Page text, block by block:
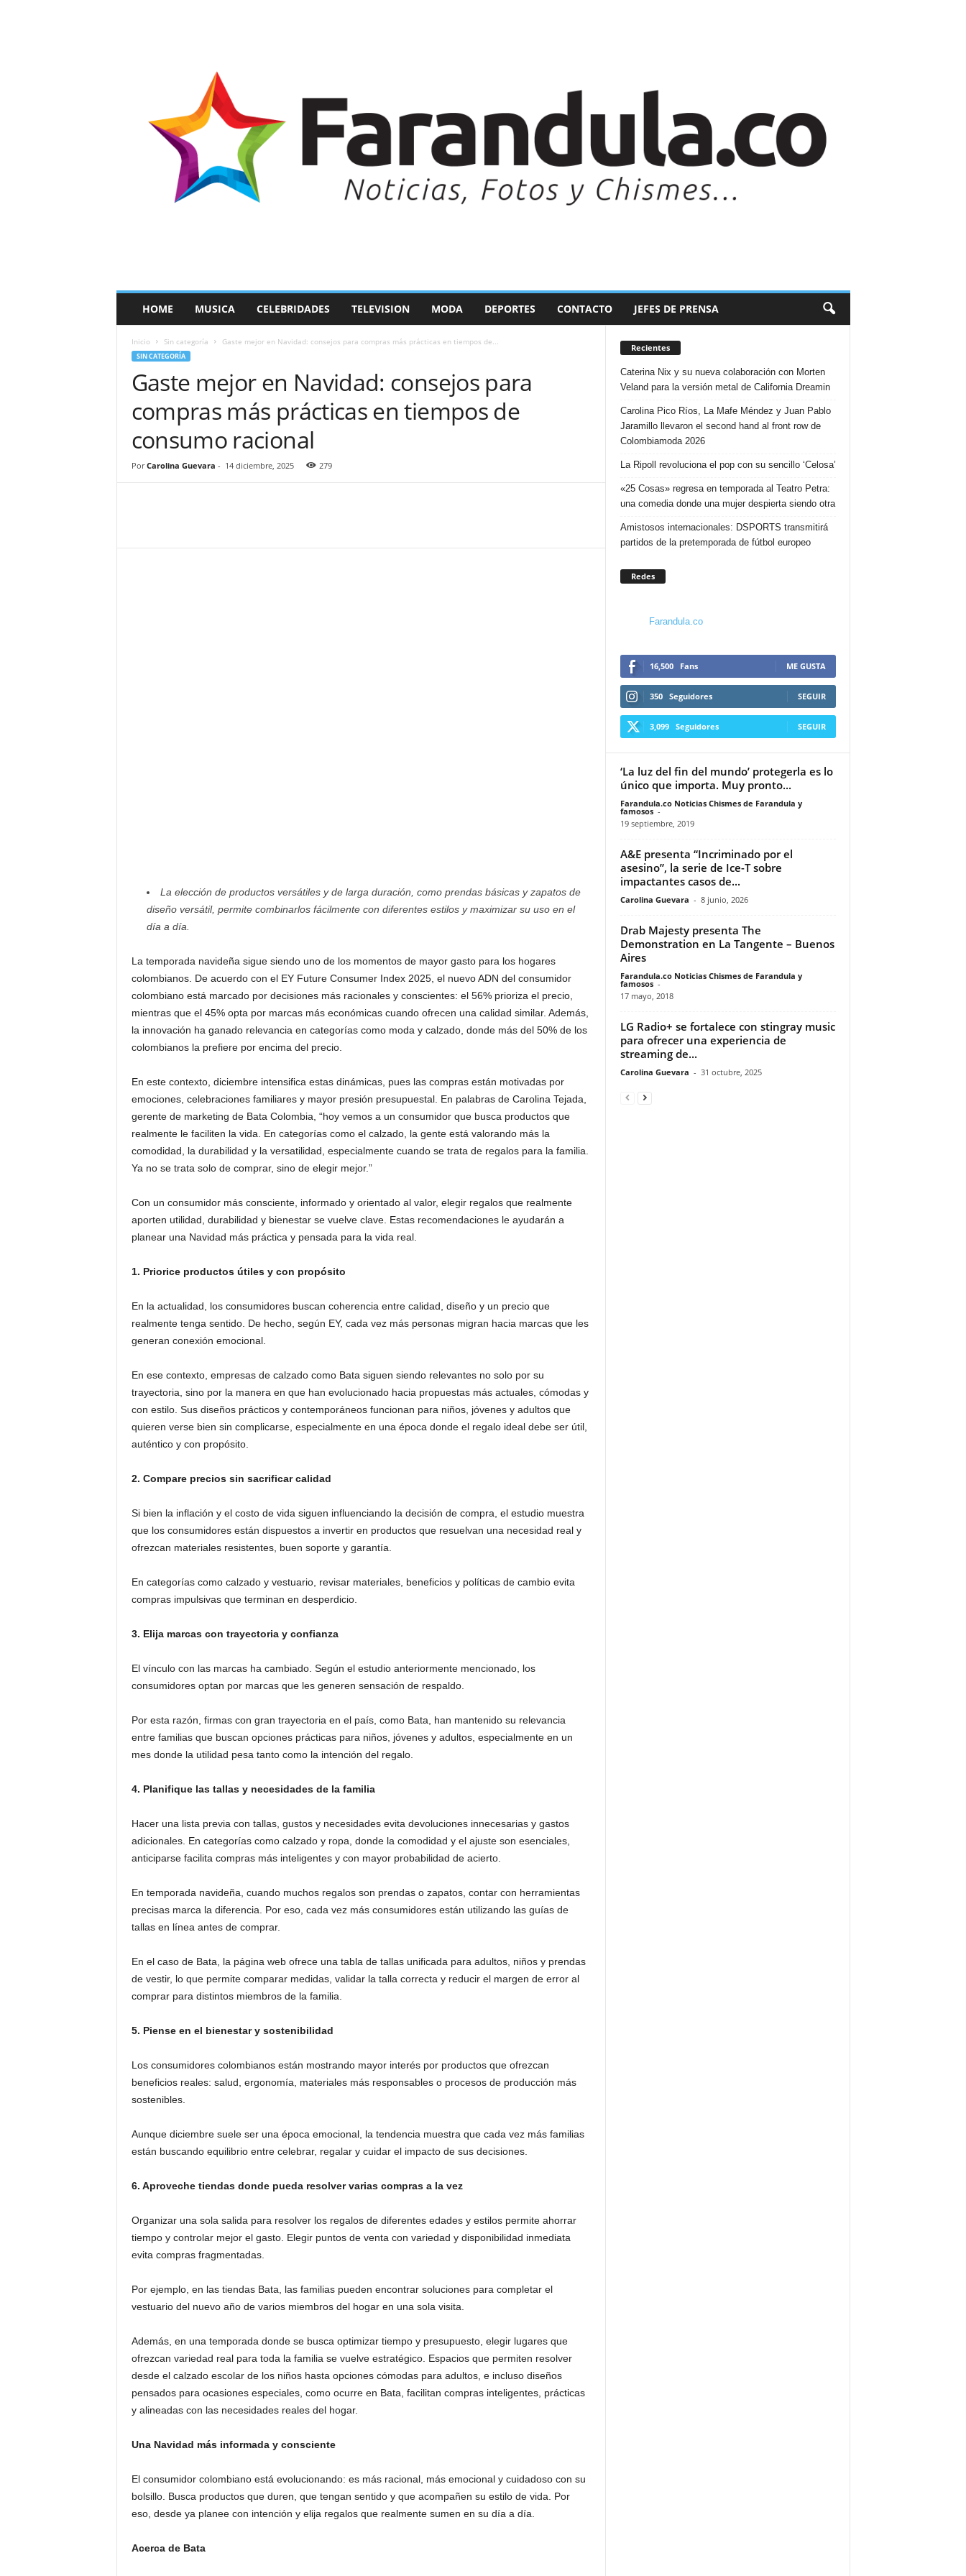
a
HOME MUSICA CELEBRIDADES TELEVISION MODA DEPORTES CONTACTO JEFES DE PRENSA
Inicio Sin categoría Gaste mejor en Navidad: consejos para compras más prácticas en tiempos de...
SIN CATEGORÍA
Gaste mejor en Navidad: consejos para
compras más prácticas en tiempos de
consumo racional
Por Carolina Guevara - 14 diciembre, 2025 279
La elección de productos versátiles y de larga duración, como prendas básicas y zapatos de
diseño versátil, permite combinarlos fácilmente con diferentes estilos y maximizar su uso en el
día a día.
La temporada navideña sigue siendo uno de los momentos de mayor gasto para los hogares
colombianos. De acuerdo con el EY Future Consumer Index 2025, el nuevo ADN del consumidor
colombiano está marcado por decisiones más racionales y conscientes: el 56% prioriza el precio,
mientras que el 45% opta por marcas más económicas cuando ofrecen una calidad similar. Además,
la innovación ha ganado relevancia en categorías como moda y calzado, donde más del 50% de los
colombianos la prefiere por encima del precio.
En este contexto, diciembre intensifica estas dinámicas, pues las compras están motivadas por
emociones, celebraciones familiares y mayor presión presupuestal. En palabras de Carolina Tejada,
gerente de marketing de Bata Colombia, “hoy vemos a un consumidor que busca productos que
realmente le faciliten la vida. En categorías como el calzado, la gente está valorando más la
comodidad, la durabilidad y la versatilidad, especialmente cuando se trata de regalos para la familia.
Ya no se trata solo de comprar, sino de elegir mejor.”
Con un consumidor más consciente, informado y orientado al valor, elegir regalos que realmente
aporten utilidad, durabilidad y bienestar se vuelve clave. Estas recomendaciones le ayudarán a
planear una Navidad más práctica y pensada para la vida real.
1. Priorice productos útiles y con propósito
En la actualidad, los consumidores buscan coherencia entre calidad, diseño y un precio que
realmente tenga sentido. De hecho, según EY, cada vez más personas migran hacia marcas que les
generan conexión emocional.
En ese contexto, empresas de calzado como Bata siguen siendo relevantes no solo por su
trayectoria, sino por la manera en que han evolucionado hacia propuestas más actuales, cómodas y
con estilo. Sus diseños prácticos y contemporáneos funcionan para niños, jóvenes y adultos que
quieren verse bien sin complicarse, especialmente en una época donde el regalo ideal debe ser útil,
auténtico y con propósito.
2. Compare precios sin sacrificar calidad
Si bien la inflación y el costo de vida siguen influenciando la decisión de compra, el estudio muestra
que los consumidores están dispuestos a invertir en productos que resuelvan una necesidad real y
ofrezcan materiales resistentes, buen soporte y garantía.
En categorías como calzado y vestuario, revisar materiales, beneficios y políticas de cambio evita
compras impulsivas que terminan en desperdicio.
3. Elija marcas con trayectoria y confianza
El vínculo con las marcas ha cambiado. Según el estudio anteriormente mencionado, los
consumidores optan por marcas que les generen sensación de respaldo.
Por esta razón, firmas con gran trayectoria en el país, como Bata, han mantenido su relevancia
entre familias que buscan opciones prácticas para niños, jóvenes y adultos, especialmente en un
mes donde la utilidad pesa tanto como la intención del regalo.
4. Planifique las tallas y necesidades de la familia
Hacer una lista previa con tallas, gustos y necesidades evita devoluciones innecesarias y gastos
adicionales. En categorías como calzado y ropa, donde la comodidad y el ajuste son esenciales,
anticiparse facilita compras más inteligentes y con mayor probabilidad de acierto.
En temporada navideña, cuando muchos regalos son prendas o zapatos, contar con herramientas
precisas marca la diferencia. Por eso, cada vez más consumidores están utilizando las guías de
tallas en línea antes de comprar.
En el caso de Bata, la página web ofrece una tabla de tallas unificada para adultos, niños y prendas
de vestir, lo que permite comparar medidas, validar la talla correcta y reducir el margen de error al
comprar para distintos miembros de la familia.
5. Piense en el bienestar y sostenibilidad
Los consumidores colombianos están mostrando mayor interés por productos que ofrezcan
beneficios reales: salud, ergonomía, materiales más responsables o procesos de producción más
sostenibles.
Aunque diciembre suele ser una época emocional, la tendencia muestra que cada vez más familias
están buscando equilibrio entre celebrar, regalar y cuidar el impacto de sus decisiones.
6. Aproveche tiendas donde pueda resolver varias compras a la vez
Organizar una sola salida para resolver los regalos de diferentes edades y estilos permite ahorrar
tiempo y controlar mejor el gasto. Elegir puntos de venta con variedad y disponibilidad inmediata
evita compras fragmentadas.
Por ejemplo, en las tiendas Bata, las familias pueden encontrar soluciones para completar el
vestuario del nuevo año de varios miembros del hogar en una sola visita.
Además, en una temporada donde se busca optimizar tiempo y presupuesto, elegir lugares que
ofrezcan variedad real para toda la familia se vuelve estratégico. Espacios que permiten resolver
desde el calzado escolar de los niños hasta opciones cómodas para adultos, e incluso diseños
pensados para ocasiones especiales, como ocurre en Bata, facilitan compras inteligentes, prácticas
y alineadas con las necesidades reales del hogar.
Una Navidad más informada y consciente
El consumidor colombiano está evolucionando: es más racional, más emocional y cuidadoso con su
bolsillo. Busca productos que duren, que tengan sentido y que acompañen su estilo de vida. Por
eso, desde ya planee con intención y elija regalos que realmente sumen en su día a día.
Acerca de Bata
Recientes
Caterina Nix y su nueva colaboración con Morten
Veland para la versión metal de California Dreamin
Carolina Pico Ríos, La Mafe Méndez y Juan Pablo
Jaramillo llevaron el second hand al front row de
Colombiamoda 2026
La Ripoll revoluciona el pop con su sencillo ‘Celosa’
«25 Cosas» regresa en temporada al Teatro Petra:
una comedia donde una mujer despierta siendo otra
Amistosos internacionales: DSPORTS transmitirá
partidos de la pretemporada de fútbol europeo
Redes
Farandula.co
16,500 Fans ME GUSTA
350 Seguidores SEGUIR
3,099 Seguidores SEGUIR
‘La luz del fin del mundo’ protegerla es lo
único que importa. Muy pronto...
Farandula.co Noticias Chismes de Farandula y
famosos -
19 septiembre, 2019
A&E presenta “Incriminado por el
asesino”, la serie de Ice-T sobre
impactantes casos de...
Carolina Guevara - 8 junio, 2026
Drab Majesty presenta The
Demonstration en La Tangente – Buenos
Aires
Farandula.co Noticias Chismes de Farandula y
famosos -
17 mayo, 2018
LG Radio+ se fortalece con stingray music
para ofrecer una experiencia de
streaming de...
Carolina Guevara - 31 octubre, 2025